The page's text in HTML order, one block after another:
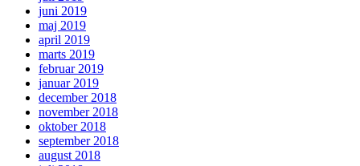
juni 2019
maj 2019
april 2019
marts 2019
februar 2019
januar 2019
december 2018
november 2018
oktober 2018
september 2018
august 2018